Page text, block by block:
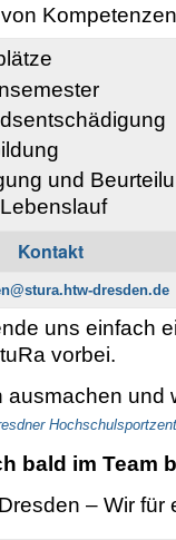
Kompetenzen
und
Kontakt
dresden.de
uns einfach
vorbei.
und
bald im Team
– Wir für